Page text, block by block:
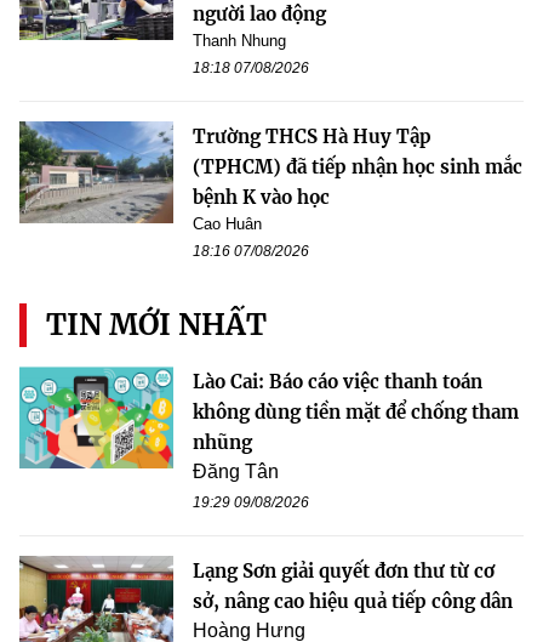
người lao động
Thanh Nhung
18:18 07/08/2026
Trường THCS Hà Huy Tập
(TPHCM) đã tiếp nhận học sinh mắc
bệnh K vào học
Cao Huân
18:16 07/08/2026
TIN MỚI NHẤT
Lào Cai: Báo cáo việc thanh toán
không dùng tiền mặt để chống tham
nhũng
Đăng Tân
19:29 09/08/2026
Lạng Sơn giải quyết đơn thư từ cơ
sở, nâng cao hiệu quả tiếp công dân
Hoàng Hưng